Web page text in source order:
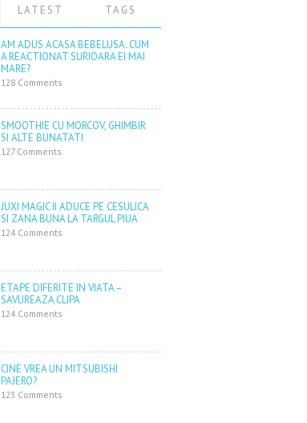
LATEST TAGS
AM ADUS ACASA BEBELUSA. CUM
A REACTIONAT SURIOARA EI MAI
MARE?
128 Comments
SMOOTHIE CU MORCOV, GHIMBIR
SI ALTE BUNATATI
127 Comments
JUXI MAGIC II ADUCE PE CESULICA
SI ZANA BUNA LA TARGUL PIUA
124 Comments
ETAPE DIFERITE IN VIATA –
SAVUREAZA CLIPA
124 Comments
CINE VREA UN MITSUBISHI
PAJERO?
123 Comments